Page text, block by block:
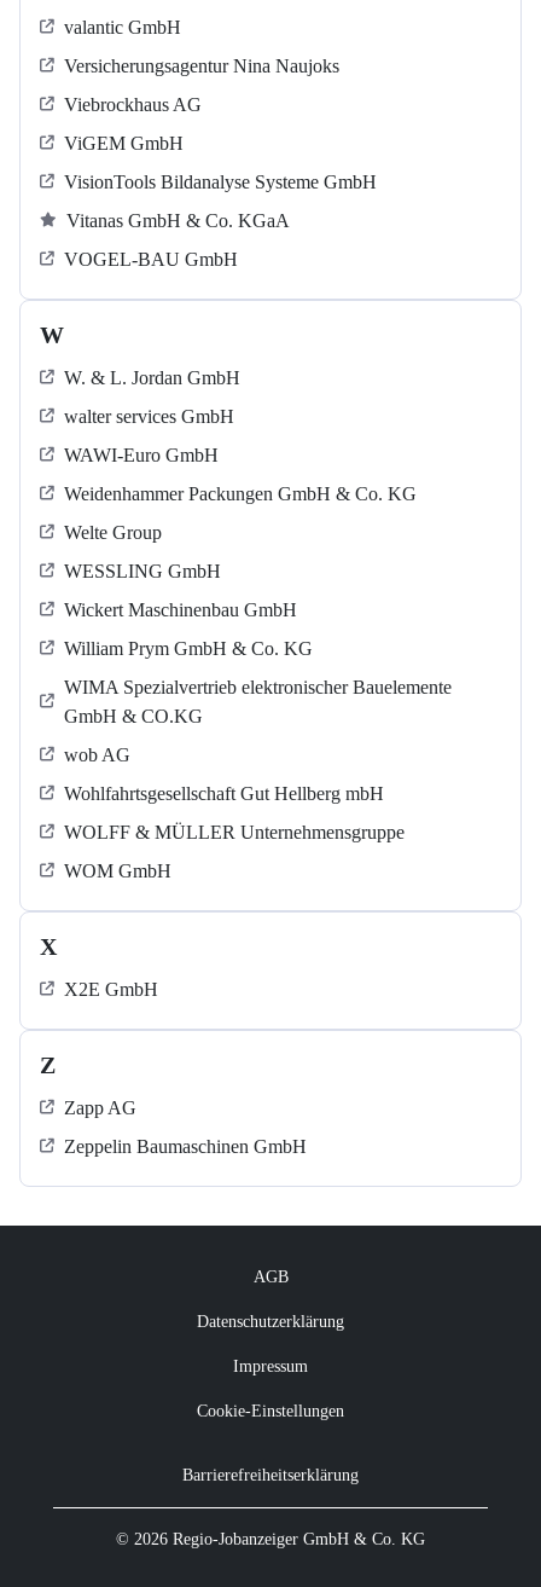
valantic GmbH
Versicherungsagentur Nina Naujoks
Viebrockhaus AG
ViGEM GmbH
VisionTools Bildanalyse Systeme GmbH
Vitanas GmbH & Co. KGaA
VOGEL-BAU GmbH
W
W. & L. Jordan GmbH
walter services GmbH
WAWI-Euro GmbH
Weidenhammer Packungen GmbH & Co. KG
Welte Group
WESSLING GmbH
Wickert Maschinenbau GmbH
William Prym GmbH & Co. KG
WIMA Spezialvertrieb elektronischer Bauelemente
GmbH & CO.KG
wob AG
Wohlfahrtsgesellschaft Gut Hellberg mbH
WOLFF & MÜLLER Unternehmensgruppe
WOM GmbH
X
X2E GmbH
Z
Zapp AG
Zeppelin Baumaschinen GmbH
AGB
Datenschutzerklärung
Impressum
Cookie-Einstellungen
Barrierefreiheitserklärung
© 2026 Regio-Jobanzeiger GmbH & Co. KG